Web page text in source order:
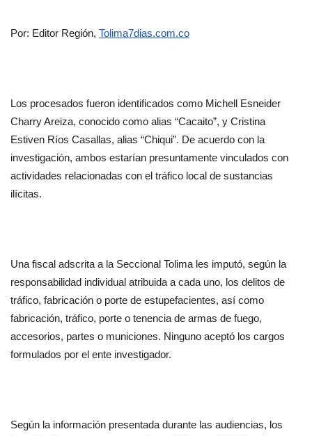
Por: Editor Región, Tolima7dias.com.co
Los procesados fueron identificados como Michell Esneider
Charry Areiza, conocido como alias “Cacaito”, y Cristina
Estiven Ríos Casallas, alias “Chiqui”. De acuerdo con la
investigación, ambos estarían presuntamente vinculados con
actividades relacionadas con el tráfico local de sustancias
ilícitas.
Una fiscal adscrita a la Seccional Tolima les imputó, según la
responsabilidad individual atribuida a cada uno, los delitos de
tráfico, fabricación o porte de estupefacientes, así como
fabricación, tráfico, porte o tenencia de armas de fuego,
accesorios, partes o municiones. Ninguno aceptó los cargos
formulados por el ente investigador.
Según la información presentada durante las audiencias, los